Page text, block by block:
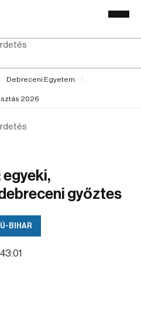
Debreceni Egyetem
2026
egyeki,
győztes
BIHAR